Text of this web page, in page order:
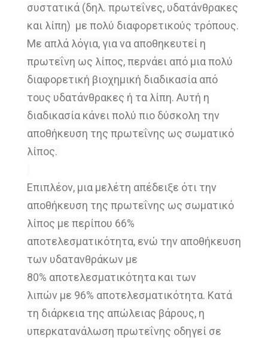
συστατικά (δηλ. πρωτεΐνες, υδατάνθρακες
και λίπη) με πολύ διαφορετικούς τρόπους.
Mε απλά λόγια, γιανα αποθηκευτεί η
πρωτεΐνη ως λίπος,περνάει από μια πολύ
διαφορετική βιοχημική διαδικασία από
τους υδατάνθρακες ή τα λίπη. Αυτή η
διαδικασία κάνει πολύ πιο δύσκολη την
αποθήκευση της πρωτεΐνης ως σωματικό
λίπος.
Επιπλέον, μια μελέτη απέδειξε ότι την
αποθήκευση της πρωτεΐνης ως σωματικό
λίπος με περίπου 66%
αποτελεσματικότητα, ενώ την αποθήκευση
των υδατανθράκων με
80% αποτελεσματικότητα και των
λιπών με 96% αποτελεσματικότητα. Κατά
τη διάρκεια της απώλειας βάρους, η
υπερκατανάλωση πρωτεΐνης οδηγεί σε